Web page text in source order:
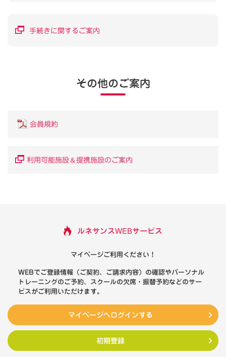
手続きに関するご案内
その他のご案内
会員規約
利用可能施設 ＆提携施設のご案内
ルネサンスWEBサービス
マイページご利用ください！
WEBでご登録情報（ご契約、ご請求内容）の確認やパーソナル
トレーニングのご予約、スクールの欠席・振替予約などのサー
ビスがご利用いただけます。
マイページへログインする
初期登録